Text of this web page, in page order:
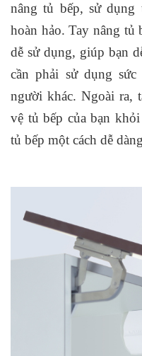
nâng tủ bếp, sử
hoàn hảo. Tay nâng tủ
dễ sử dụng, giúp bạn
cần phải sử dụng
người khác. Ngoài ra,
vệ tủ bếp của bạn
tủ bếp một cách dễ